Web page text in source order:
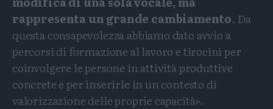
rappresenta un grande cambiamento. Da
questa consapevolezza abbiamo dato avvio a
percorsi di formazione al lavoro e tirocini per
coinvolgere le persone in attività produttive
concrete e per inserirle in un contesto di
valorizzazione delle proprie capacità».